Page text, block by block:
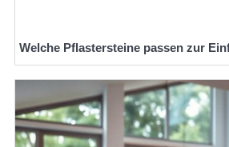
Welche Pflastersteine passen zur